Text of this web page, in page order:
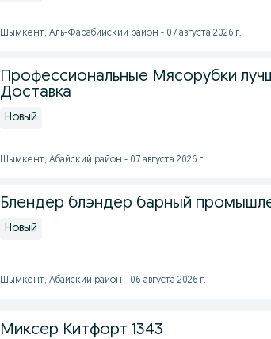
Шымкент, Аль-Фарабийский район - 07 августа 2026 г.
Профессиональные Мясорубки
Доставка
Новый
Шымкент, Абайский район - 07 августа 2026 г.
Блендер блэндер барный
Новый
Шымкент, Абайский район - 06 августа 2026 г.
Миксер Китфорт 1343